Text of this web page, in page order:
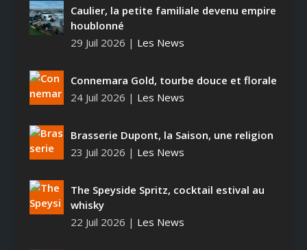
Caulier, la petite familiale devenu empire
houblonné
29 Juil 2026 | Les News
Connemara Gold, tourbe douce et florale
24 Juil 2026 | Les News
Brasserie Dupont, la Saison, une religion
23 Juil 2026 | Les News
The Speyside Spritz, cocktail estival au
whisky
22 Juil 2026 | Les News